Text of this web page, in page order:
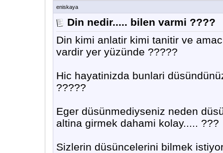
eniskaya
Din nedir..... bilen varmi ????
Din kimi anlatir kimi tanitir ve
vardir yer yüzünde ?????
Hic hayatinizda bunlari
?????
Eger düsünmediyseniz neden
altina girmek dahami kolay..... ???
Sizlerin düsüncelerini bilmek